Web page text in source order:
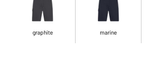
graphite marine